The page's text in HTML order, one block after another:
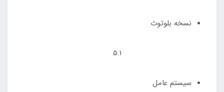
نسخه بلوتوث
سیستم عامل